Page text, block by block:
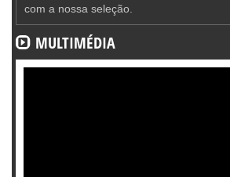
com a nossa seleção.
MULTIMÉDIA